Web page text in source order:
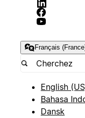
Français
English
Bahasa
Dansk